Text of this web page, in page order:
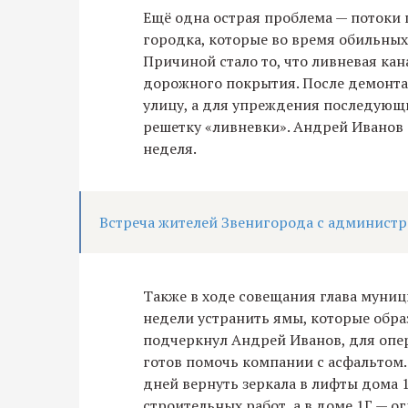
Ещё одна острая проблема — потоки
городка, которые во время
Причиной стало то, что ливневая
дорожного покрытия. После
улицу, а для упреждения
решетку «ливневки». Андрей
неделя.
Встреча жителей Звенигорода с
Также в ходе совещания глава
недели устранить ямы, которые
подчеркнул Андрей Иванов, для
готов помочь компании с
дней вернуть зеркала в лифты